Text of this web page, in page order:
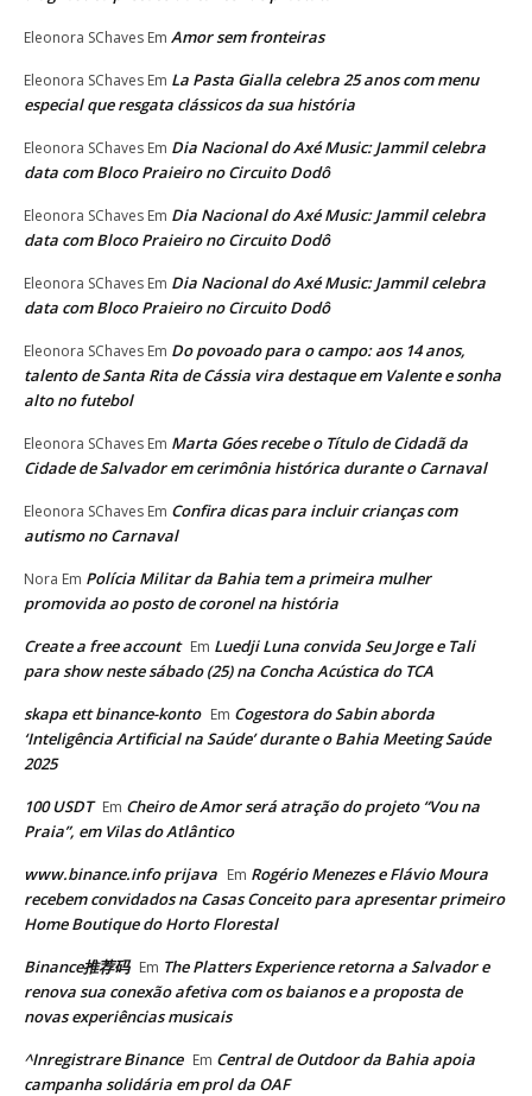
Eleonora SChaves Em Amor sem fronteiras
Eleonora SChaves Em La Pasta Gialla celebra 25 anos com menu
especial que resgata clássicos da sua história
Eleonora SChaves Em Dia Nacional do Axé Music: Jammil celebra
data com Bloco Praieiro no Circuito Dodô
Eleonora SChaves Em Dia Nacional do Axé Music: Jammil celebra
data com Bloco Praieiro no Circuito Dodô
Eleonora SChaves Em Dia Nacional do Axé Music: Jammil celebra
data com Bloco Praieiro no Circuito Dodô
Eleonora SChaves Em Do povoado para o campo: aos 14 anos,
talento de Santa Rita de Cássia vira destaque em Valente e sonha
alto no futebol
Eleonora SChaves Em Marta Góes recebe o Título de Cidadã da
Cidade de Salvador em cerimônia histórica durante o Carnaval
Eleonora SChaves Em Confira dicas para incluir crianças com
autismo no Carnaval
Nora Em Polícia Militar da Bahia tem a primeira mulher
promovida ao posto de coronel na história
Create a free account Em Luedji Luna convida Seu Jorge e Tali
para show neste sábado (25) na Concha Acústica do TCA
skapa ett binance-konto Em Cogestora do Sabin aborda
‘Inteligência Artificial na Saúde’ durante o Bahia Meeting Saúde
2025
100 USDT Em Cheiro de Amor será atração do projeto “Vou na
Praia”, em Vilas do Atlântico
www.binance.info prijava Em Rogério Menezes e Flávio Moura
recebem convidados na Casas Conceito para apresentar primeiro
Home Boutique do Horto Florestal
Binance推荐码 Em The Platters Experience retorna a Salvador e
renova sua conexão afetiva com os baianos e a proposta de
novas experiências musicais
^Inregistrare Binance Em Central de Outdoor da Bahia apoia
campanha solidária em prol da OAF